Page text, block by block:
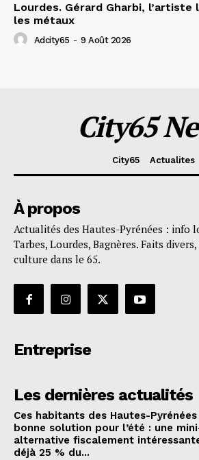
Lourdes. Gérard Gharbi, l’artiste
les métaux
Adcity65 - 9 Août 2026
City65
City65 Actualites
À propos
Actualités des Hautes-Pyrénées : info
Tarbes, Lourdes, Bagnères. Faits
culture dans le 65.
Entreprise
Les dernières actualités
Ces habitants des Hautes-
bonne solution pour l’été : une
alternative fiscalement
déjà 25 % du...